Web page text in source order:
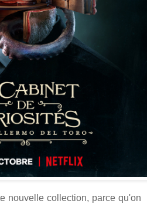
nouvelle collection, parce qu'on